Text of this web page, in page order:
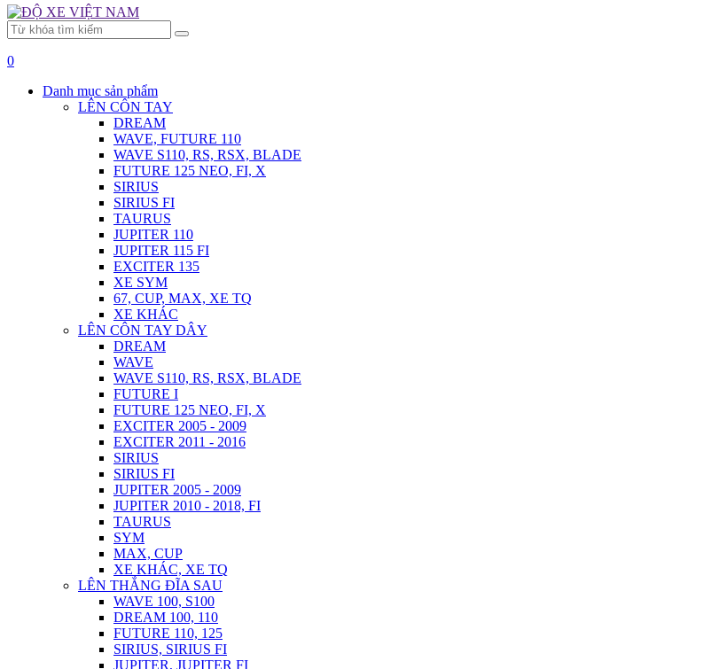
0
Danh mục sản phẩm
LÊN CÔN TAY
DREAM
WAVE, FUTURE 110
WAVE S110, RS, RSX, BLADE
FUTURE 125 NEO, FI, X
SIRIUS
SIRIUS FI
TAURUS
JUPITER 110
JUPITER 115 FI
EXCITER 135
XE SYM
67, CUP, MAX, XE TQ
XE KHÁC
LÊN CÔN TAY DÂY
DREAM
WAVE
WAVE S110, RS, RSX, BLADE
FUTURE I
FUTURE 125 NEO, FI, X
EXCITER 2005 - 2009
EXCITER 2011 - 2016
SIRIUS
SIRIUS FI
JUPITER 2005 - 2009
JUPITER 2010 - 2018, FI
TAURUS
SYM
MAX, CUP
XE KHÁC, XE TQ
LÊN THẮNG ĐĨA SAU
WAVE 100, S100
DREAM 100, 110
FUTURE 110, 125
SIRIUS, SIRIUS FI
JUPITER, JUPITER FI